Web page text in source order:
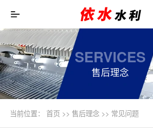
SERVICES
售后理念
当前位置： 首页>> 售后理念>> 常见问题